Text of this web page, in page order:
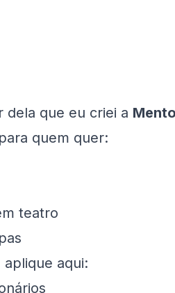
dela que eu criei a
quem quer:
teatro
aqui: